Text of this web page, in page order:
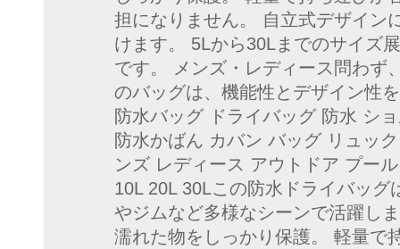
担になりません。 自立式デザイン
けます。 5Lから30Lまでのサイズ
です。 メンズ・レディース問わず
のバッグは、機能性とデザイン性
防水バッグ ドライバッグ 防水 シ
防水かばん カバン バッグ リュッ
ンズ レディース アウトドア プー
10L 20L 30Lこの防水ドライバッ
やジムなど多様なシーンで活躍し
濡れた物をしっかり保護。 軽量で